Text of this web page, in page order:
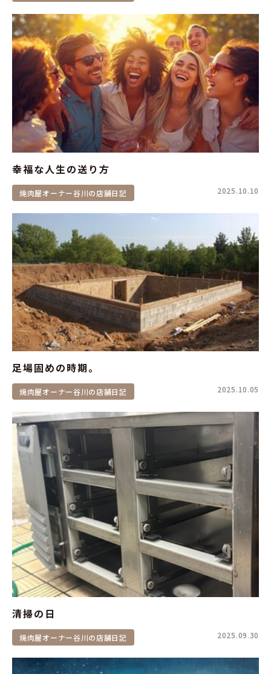
幸福な人生の送り方
焼肉屋オーナー谷川の店舗日記 2025.10.10
足場固めの時期。
焼肉屋オーナー谷川の店舗日記 2025.10.05
清掃の日
焼肉屋オーナー谷川の店舗日記 2025.09.30